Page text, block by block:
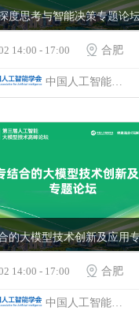
度思考与智能决策专题论
14:00 - 17:00  合肥
中国人工智能学会&科大讯飞
14:00 - 17:00  合肥
中国人工智能学会&科大讯飞